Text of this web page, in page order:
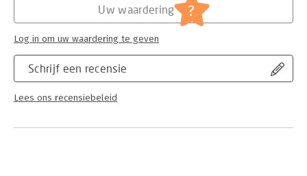
Schrijf een recensie
Lees ons recensiebeleid
Uw waardering ?
Log in om uw waardering te geven